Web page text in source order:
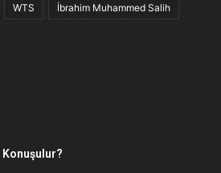
WTS İbrahim Muhammed Salih
Konuşulur?